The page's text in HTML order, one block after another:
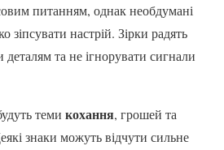
питанням, однак необдумані
настрій. Зірки радять
деталям та не ігнорувати сигнали
теми кохання, грошей та
знаки можуть відчути сильне